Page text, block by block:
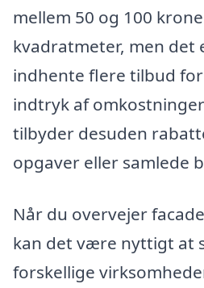
mellem 50 og 100
kvadratmeter, men det
indhente flere tilbud
indtryk af
tilbyder desuden
opgaver eller samlede
Når du overvejer
kan det være nyttigt at
forskellige